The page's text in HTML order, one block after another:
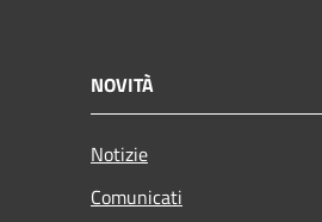
NOVITÀ
Notizie
Comunicati